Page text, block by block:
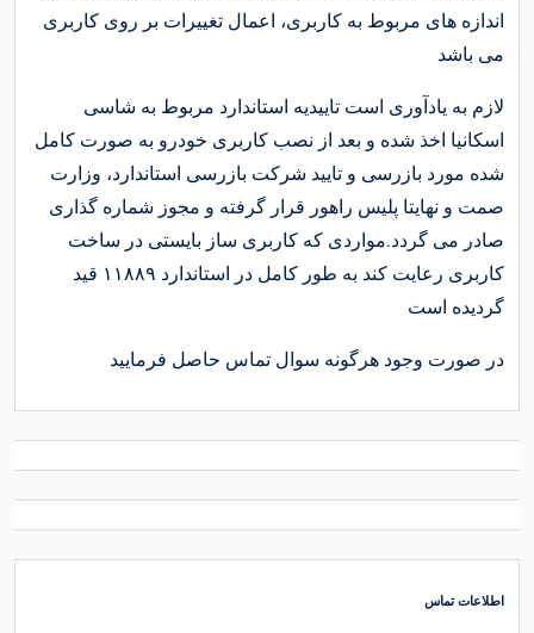
اندازه های مربوط به کاربری، اعمال تغییرات بر روی کاربری
می باشد
لازم به یادآوری است تاییدیه استاندارد مربوط به شاسی
اسکانیا اخذ شده و بعد از نصب کاربری خودرو به صورت کامل
شده مورد بازرسی و تایید شرکت بازرسی استاندارد، وزارت
صمت و نهایتا پلیس راهور قرار گرفته و مجوز شماره گذاری
صادر می گردد.مواردی که کاربری ساز بایستی در ساخت
کاربری رعایت کند به طور کامل در استاندارد ۱۱۸۸۹ قید
گردیده است
در صورت وجود هرگونه سوال تماس حاصل فرمایید
اطلاعات تماس